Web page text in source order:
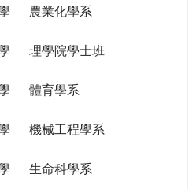
農業化學系
理學院學士班
體育學系
機械工程學系
生命科學系